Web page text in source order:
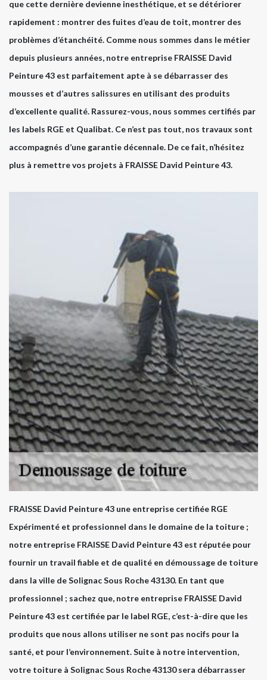
que cette dernière devienne inesthétique, et se détériorer
rapidement : montrer des fuites d’eau de toit, montrer des
problèmes d’étanchéité. Comme nous sommes dans le métier
depuis plusieurs années, notre entreprise FRAISSE David
Peinture 43 est parfaitement apte à se débarrasser des
mousses et d’autres salissures en utilisant des produits
d’excellente qualité. Rassurez-vous, nous sommes certifiés par
les labels RGE et Qualibat. Ce n’est pas tout, nos travaux sont
accompagnés d’une garantie décennale. De ce fait, n’hésitez
plus à remettre vos projets à FRAISSE David Peinture 43.
FRAISSE David Peinture 43 une entreprise certifiée RGE
Expérimenté et professionnel dans le domaine de la toiture ;
notre entreprise FRAISSE David Peinture 43 est réputée pour
fournir un travail fiable et de qualité en démoussage de toiture
dans la ville de Solignac Sous Roche 43130. En tant que
professionnel ; sachez que, notre entreprise FRAISSE David
Peinture 43 est certifiée par le label RGE, c’est-à-dire que les
produits que nous allons utiliser ne sont pas nocifs pour la
santé, et pour l’environnement. Suite à notre intervention,
votre toiture à Solignac Sous Roche 43130 sera débarrasser